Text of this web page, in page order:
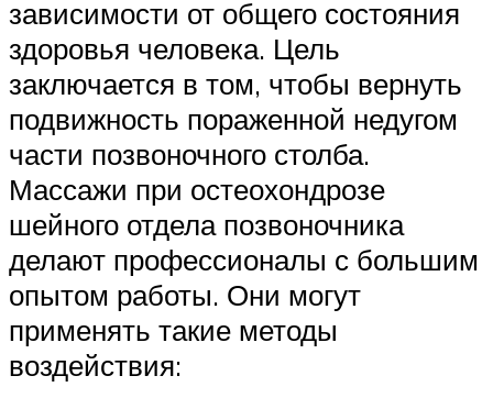
зависимости от общего состояния
здоровья человека. Цель
заключается в том, чтобы вернуть
подвижность пораженной недугом
части позвоночного столба.
Массажи при остеохондрозе
шейного отдела позвоночника
делают профессионалы с большим
опытом работы. Они могут
применять такие методы
воздействия: